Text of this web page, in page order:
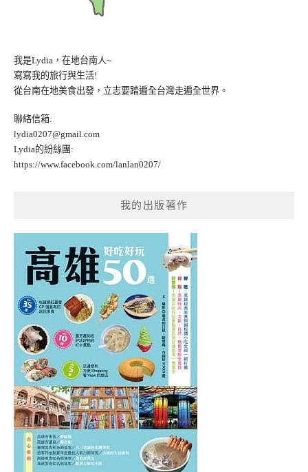
我是Lydia，在地台南人~
寫寫我的旅行與生活!
從台南在地美食出發，立志要踏遍全台灣走遍全世界。
聯絡信箱:
lydia0207@gmail.com
Lydia的紛絲團:
https://www.facebook.com/lanlan0207/
我的出版著作